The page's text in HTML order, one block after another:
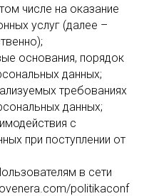
числе на оказание
услуг (далее –
основания, порядок
данных;
требованиях
данных;
с
при поступлении от
в сети
politikaconf